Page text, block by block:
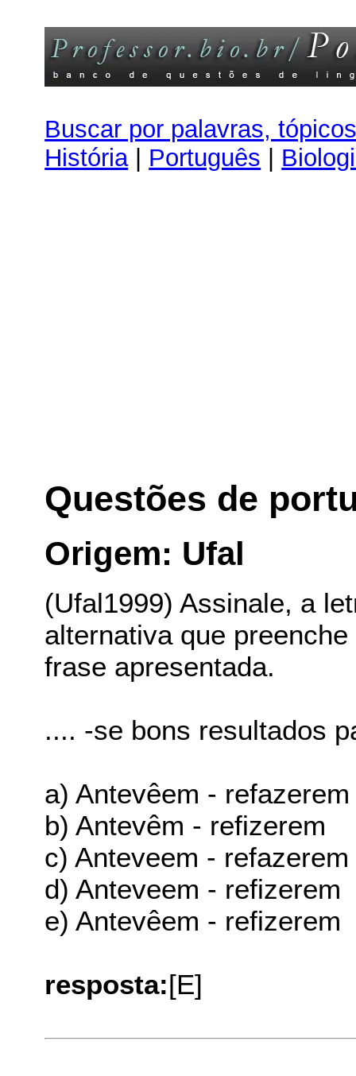
Buscar por palavras,
História| Português |
Questões de
Origem: Ufal
(Ufal1999) Assinale, a
alternativa que
frase apresentada.
.... -se bons resultados
a) Antevêem - refazerem
b) Antevêm - refizerem
c) Anteveem - refazerem
d) Anteveem - refizerem
e) Antevêem - refizerem
resposta:[E]